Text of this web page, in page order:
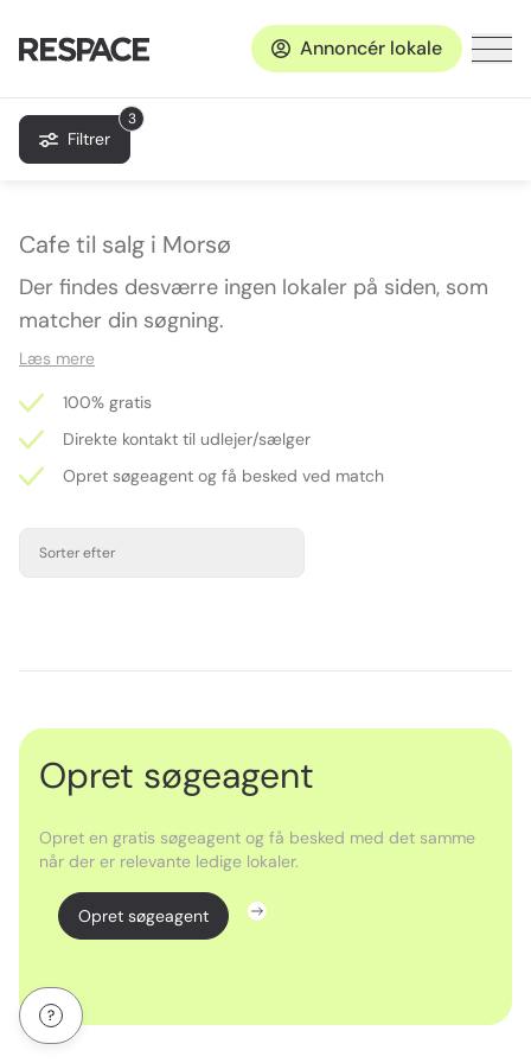
Annoncér lokale
3
Filtrer
Cafe til salg i Morsø
Der findes desværre ingen lokaler på siden, som
matcher din søgning.
Læs mere
100% gratis
Direkte kontakt til udlejer/sælger
Opret søgeagent og få besked ved match
Sorter efter
Opret søgeagent
Opret en gratis søgeagent og få besked med det samme
når der er relevante ledige lokaler.
Opret søgeagent